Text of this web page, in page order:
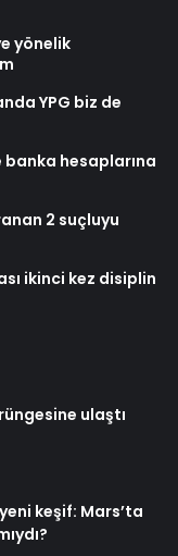
yönelik
YPG biz de
banka hesaplarına
2 suçluyu
ikinci kez disiplin
ulaştı
keşif: Mars’ta